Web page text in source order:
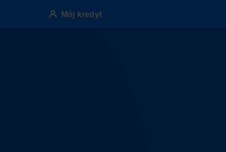
Mój kredyt